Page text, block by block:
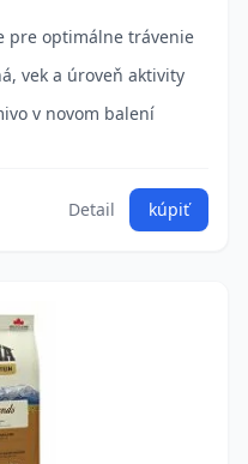
pre optimálne trávenie
vek a úroveň aktivity
v novom balení
Detail kúpiť